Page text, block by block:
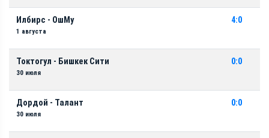
Илбирс - ОшМу
1 августа
4:0
Токтогул - Бишкек Сити
30 июля
0:0
Дордой - Талант
30 июля
0:0